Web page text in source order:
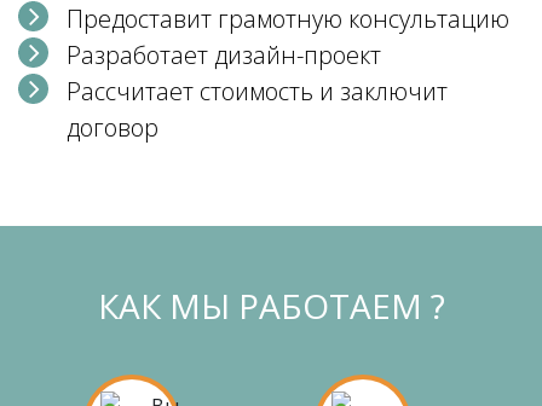
Предоставит грамотную консультацию
Разработает дизайн-проект
Рассчитает стоимость и заключит
договор
КАК МЫ РАБОТАЕМ ?